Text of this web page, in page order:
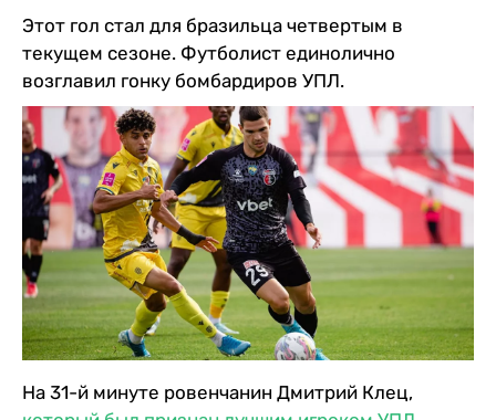
Этот гол стал для бразильца четвертым в
текущем сезоне. Футболист единолично
возглавил гонку бомбардиров УПЛ.
На 31-й минуте ровенчанин Дмитрий Клец,